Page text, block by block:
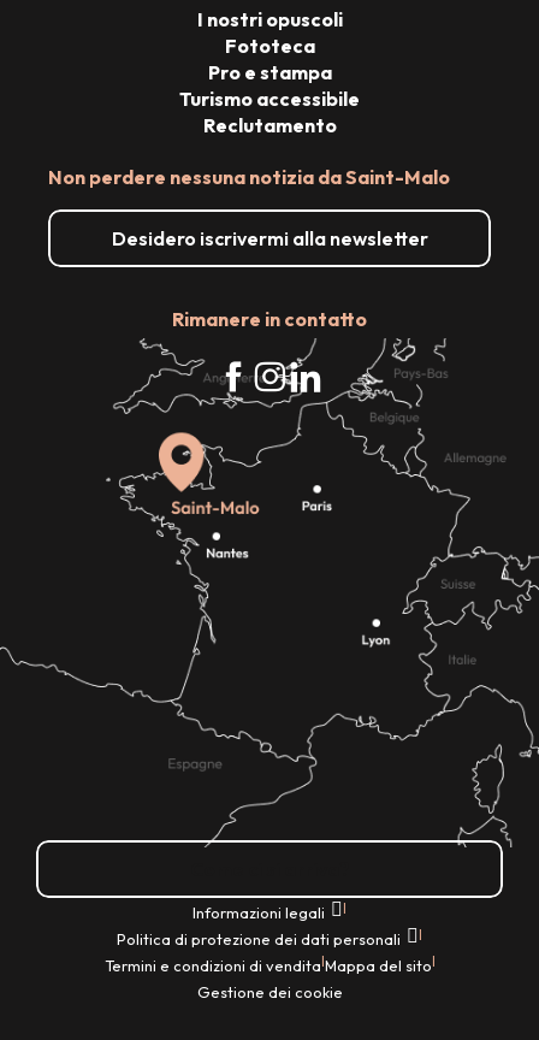
Non perdere nessuna notizia da Saint-Malo
Desidero iscrivermi alla newsletter
Rimanere in contatto
I nostri opuscoli
Fototeca
Pro e stampa
Turismo accessibile
Reclutamento
Informazioni legali |
Politica di protezione dei dati personali |
Termini e condizioni di vendita|Mappa del sito|
Gestione dei cookie